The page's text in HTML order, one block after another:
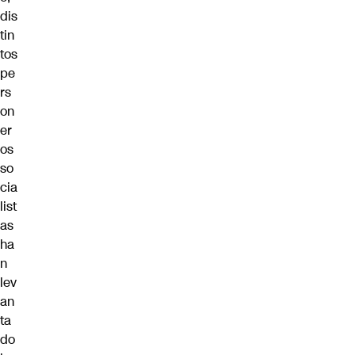
dis
tin
tos
pe
rs
on
er
os
so
cia
list
as
ha
n
lev
an
ta
do